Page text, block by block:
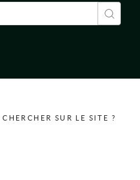
SUR LE SITE ?